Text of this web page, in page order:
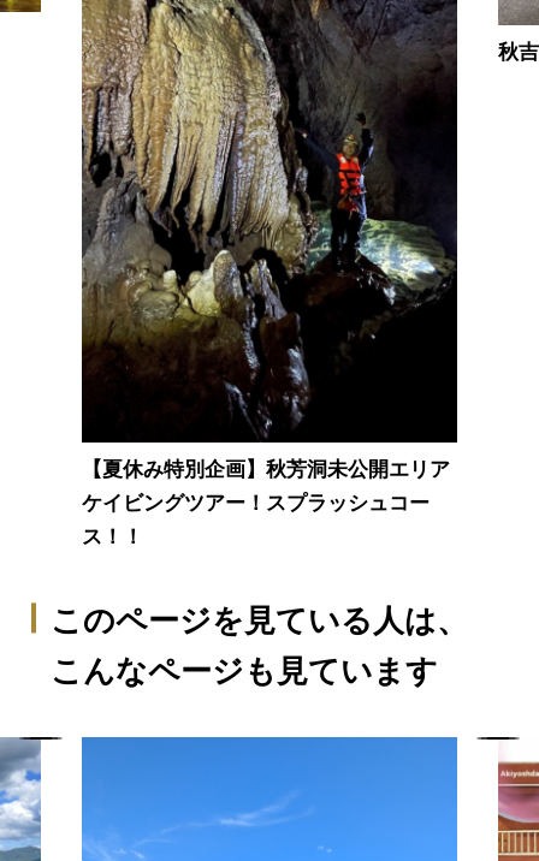
【夏休み特別企画】秋芳洞未公開エリア
ケイビングツアー！スプラッシュコー
ス！！
秋
このページを見ている人は、
こんなページも見ています